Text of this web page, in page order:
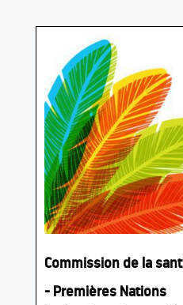
Commission de la
- Premières Nations